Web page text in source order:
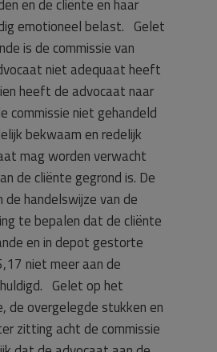
en de cliënte en haar
emotioneel belast. Gelet
is de commissie van
niet adequaat heeft
heeft de advocaat naar
commissie niet gehandeld
bekwaam en redelijk
mag worden verwacht
de cliënte gegrond is. De
de handelswijze van de
te bepalen dat de cliënte
en in depot gestorte
niet meer aan de
Gelet op het
de overgelegde stukken en
zitting acht de commissie